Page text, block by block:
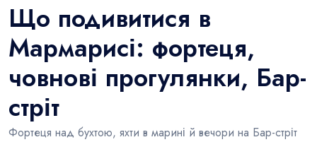
Що подивитися в
Мармарисі: фортеця,
човнові прогулянки, Бар-
стріт
Фортеця над бухтою, яхти в марині й вечори на Бар-стріт